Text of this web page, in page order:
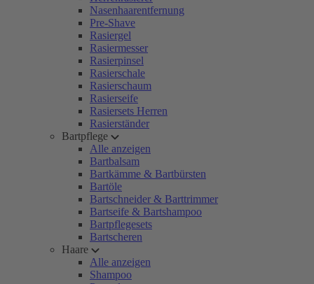
Nasenhaarentfernung
Pre-Shave
Rasiergel
Rasiermesser
Rasierpinsel
Rasierschale
Rasierschaum
Rasierseife
Rasiersets Herren
Rasierständer
Bartpflege
Alle anzeigen
Bartbalsam
Bartkämme & Bartbürsten
Bartöle
Bartschneider & Barttrimmer
Bartseife & Bartshampoo
Bartpflegesets
Bartscheren
Haare
Alle anzeigen
Shampoo